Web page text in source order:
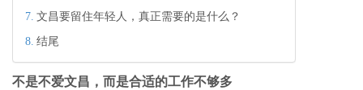
文昌要留住年轻人，真正需要的是什么？
结尾
不是不爱文昌，而是合适的工作不够多